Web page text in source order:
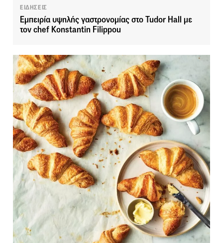
ΕΙΔΗΣΕΙΣ
Εμπειρία υψηλής γαστρονομίας στο Tudor Hall με
τον chef Konstantin Filippou